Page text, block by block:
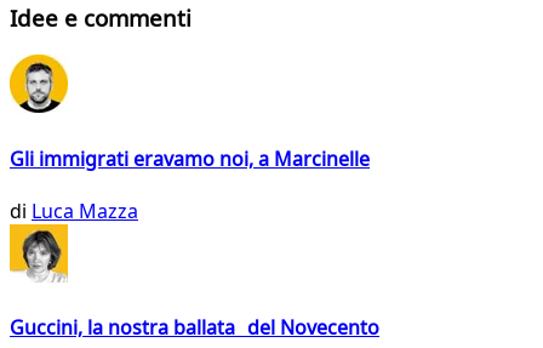
Idee e commenti
Gli immigrati eravamo noi, a Marcinelle
di Luca Mazza
Guccini, la nostra ballata del Novecento